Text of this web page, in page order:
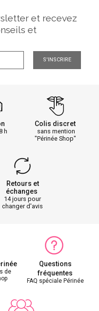
et recevez
et
S'INSCRIRE
h
Colis discret
sans mention
"Périnée Shop"
Retours et
échanges
14 jours pour
changer d'avis
de
Questions
fréquentes
FAQ spéciale Périnée